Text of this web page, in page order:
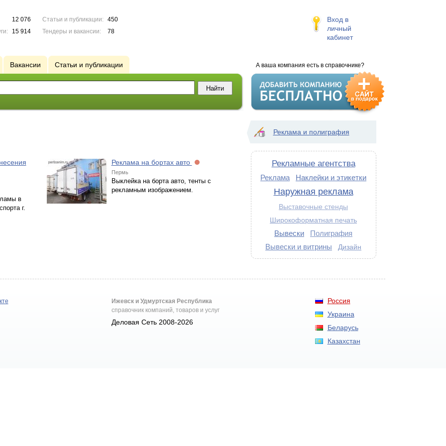
12 076
15 914
Статьи и публикации:
450
Тендеры и вакансии:
78
Вход в
личный
кабинет
А ваша компания есть в справочнике?
Вакансии Статьи и публикации
в
г.
Реклама на бортах авто
Пермь
Выклейка на борта авто, тенты с
рекламным изображением.
Реклама и полиграфия
Рекламные агентства
Реклама Наклейки и этикетки
Наружная реклама
Выставочные стенды
Широкоформатная печать
Вывески
Полиграфия
Вывески и витрины
Дизайн
Россия
Украина
Беларусь
Казахстан
Ижевск и Удмуртская Республика
справочник компаний, товаров и услуг
Деловая Сеть 2008-2026